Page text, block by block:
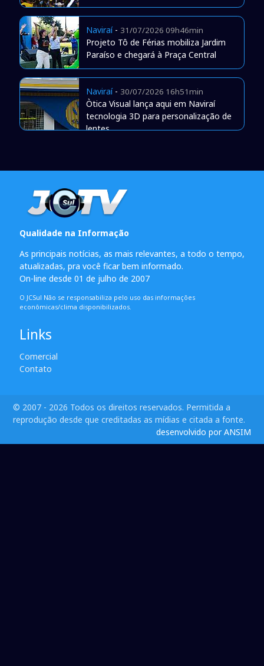
Naviraí- 31/07/2026 09h46min
Projeto Tô de Férias mobiliza Jardim
Paraíso e chegará à Praça Central
Naviraí- 30/07/2026 16h51min
Òtica Visual lança aqui em Naviraí
tecnologia 3D para personalização de
lentes
Qualidade na Informação
As principais notícias, as mais relevantes, a todo o tempo,
atualizadas, pra você ficar bem informado.
On-line desde 01 de julho de 2007
O JCSul Não se responsabiliza pelo uso das informações
econômicas/clima disponibilizados.
Links
Comercial
Contato
© 2007 - 2026 Todos os direitos reservados. Permitida a
reprodução desde que creditadas as mídias e citada a fonte.
desenvolvido por ANSIM